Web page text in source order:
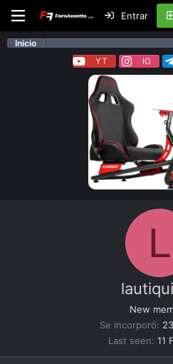
Entrar
Inicio
YT
IG
L
New
Se incorporó
Last seen 11